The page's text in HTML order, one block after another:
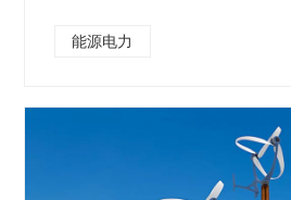
能源电力